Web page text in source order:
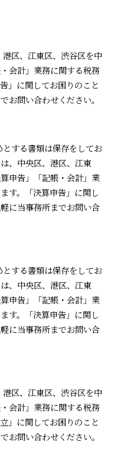
区、江東区、渋谷区を中
会計」業務に関する税務
」に関してお困りのこと
お問い合わせください。
する書類は保存をしてお
、中央区、港区、江東
申告」「記帳・会計」業
す。「決算申告」に関し
に当事務所までお問い合
する書類は保存をしてお
、中央区、港区、江東
申告」「記帳・会計」業
す。「決算申告」に関し
に当事務所までお問い合
区、江東区、渋谷区を中
会計」業務に関する税務
」に関してお困りのこと
お問い合わせください。